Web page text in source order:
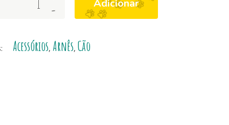
- Adicionar
Acessórios, Arnês, Cão